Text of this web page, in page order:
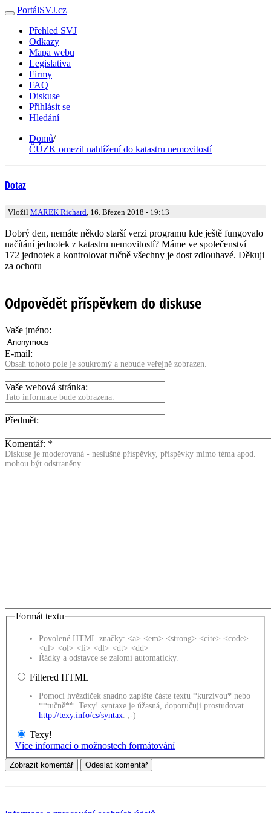
PortálSVJ.cz
Přehled SVJ
Odkazy
Mapa webu
Legislativa
Firmy
FAQ
Diskuse
Přihlásit se
Hledání
Domů/
ČÚZK omezil nahlížení do katastru nemovitostí
Dotaz
Vložil MAREK Richard , 16. Březen 2018 - 19:13
Dobrý den, nemáte někdo starší verzi programu kde ještě fungovalo
načítání jednotek z katastru nemovitostí? Máme ve společenství
172 jednotek a kontrolovat ručně všechny je dost zdlouhavé. Děkuji
za ochotu
Odpovědět příspěvkem do diskuse
Vaše jméno:
E-mail:
Obsah tohoto pole je soukromý a nebude veřejně zobrazen.
Vaše webová stránka:
Tato informace bude zobrazena.
Předmět:
Komentář: *
Diskuse je moderovaná - neslušné příspěvky, příspěvky mimo téma apod.
mohou být odstraněny.
Formát textu
Povolené HTML značky: <a> <em> <strong> <cite> <code>
<ul> <ol> <li> <dl> <dt> <dd>
Řádky a odstavce se zalomí automaticky.
Filtered HTML
Pomocí hvězdiček snadno zapište částe textu *kurzívou* nebo
**tučně**. Texy! syntaxe je úžasná, doporučuji prostudovat
http://texy.info/cs/syntax . ;-)
Texy!
Více informací o možnostech formátování